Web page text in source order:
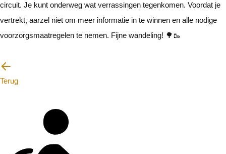
circuit. Je kunt onderweg wat verrassingen tegenkomen. Voordat je
vertrekt, aarzel niet om meer informatie in te winnen en alle nodige
voorzorgsmaatregelen te nemen. Fijne wandeling! 🌳🥾
Terug